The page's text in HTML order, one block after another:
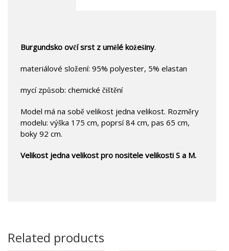
Burgundsko ovčí srst z umělé kožešiny.
materiálové složení: 95% polyester, 5% elastan
mycí způsob: chemické čištění
Model má na sobě velikost jedna velikost. Rozměry
modelu: výška 175 cm, poprsí 84 cm, pas 65 cm,
boky 92 cm.
Velikost jedna velikost pro nositele velikosti S a M.
Related products